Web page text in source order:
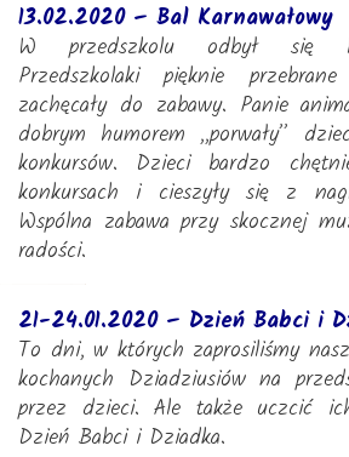
13.02.2020 – Bal Karnawałowy
W przedszkolu odbył się
Przedszkolaki pięknie
zachęcały do zabawy. Panie
dobrym humorem ,,porwały”
konkursów. Dzieci bardzo
konkursach i cieszyły się z
Wspólna zabawa przy skocznej
radości.
21-24.01.2020 – Dzień Babci i
To dni, w których zaprosiliśmy
kochanych Dziadziusiów na
przez dzieci. Ale także uczcić
Dzień Babci i Dziadka.